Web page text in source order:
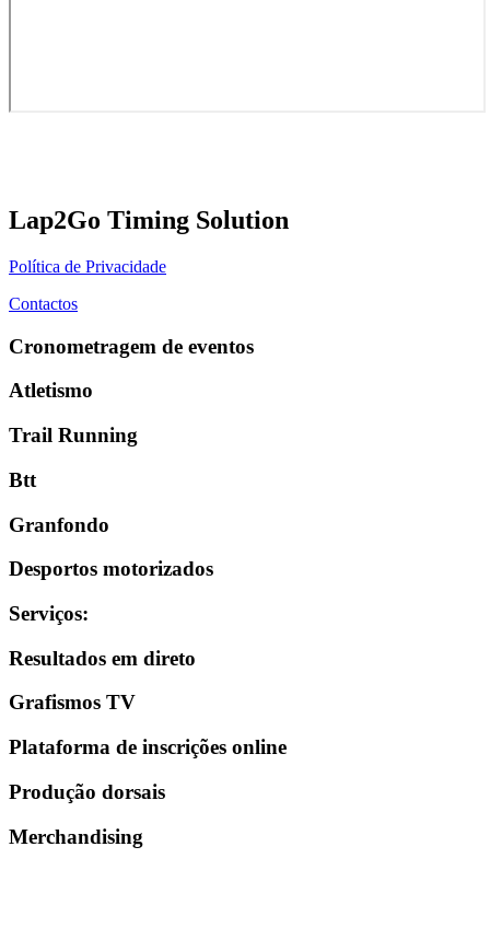
Lap2Go Timing Solution
Política de Privacidade
Contactos
Cronometragem de eventos
Atletismo
Trail Running
Btt
Granfondo
Desportos motorizados
Serviços:
Resultados em direto
Grafismos TV
Plataforma de inscrições online
Produção dorsais
Merchandising